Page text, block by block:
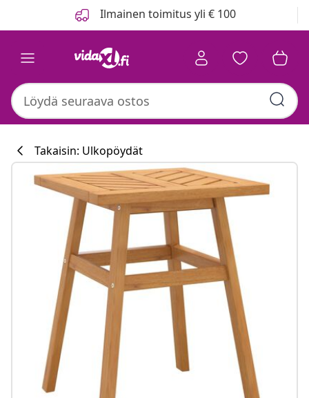
Ilmainen toimitus yli € 100
#sharemevidaxl
Takaisin: Ulkopöydät